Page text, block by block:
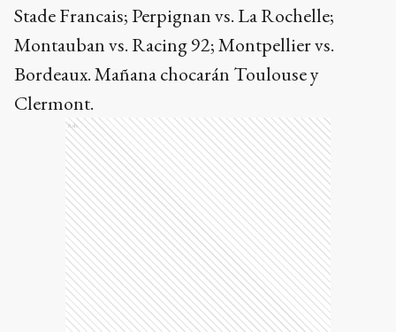
Stade Francais; Perpignan vs. La Rochelle;
Montauban vs. Racing 92; Montpellier vs.
Bordeaux. Mañana chocarán Toulouse y
Clermont.
Ads